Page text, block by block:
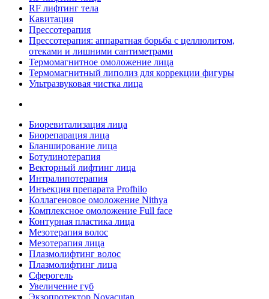
RF лифтинг тела
Кавитация
Прессотерапия
Прессотерапия: аппаратная борьба с целлюлитом,
отеками и лишними сантиметрами
Термомагнитное омоложение лица
Термомагнитный липолиз для коррекции фигуры
Ультразвуковая чистка лица
Биоревитализация лица
Биорепарация лица
Бланширование лица
Ботулинотерапия
Векторный лифтинг лица
Интралипотерапия
Инъекция препарата Profhilo
Коллагеновое омоложение Nithya
Комплексное омоложение Full face
Контурная пластика лица
Мезотерапия волос
Мезотерапия лица
Плазмолифтинг волос
Плазмолифтинг лица
Сферогель
Увеличение губ
Экзопротектор Novacutan